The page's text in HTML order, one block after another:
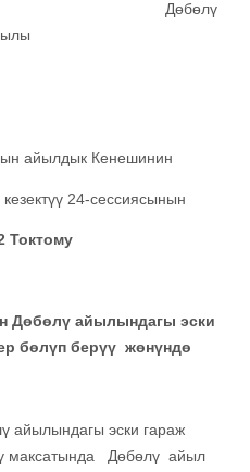
айылдык Кенешинин
24-сессиясынын
айылындагы эски
бөлүп берүү жөнүндө
айылындагы эски гараж
максатында Дөбөлү айыл